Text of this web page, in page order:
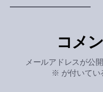
コメ
メールアドレスが公
※ が付いてい